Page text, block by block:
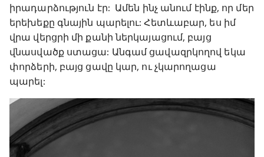
իրադարձություն էր: Ամեն ինչ անում էինք, որ մեր
երեխեքը գնային պարելու: Հետևաբար, ես իմ
վրա վերցրի մի քանի ներկայացում, բայց
վնասվածք ստացա: Անգամ ցավազրկողով եկա
փորձերի, բայց ցավը կար, ու չկարողացա
պարել: